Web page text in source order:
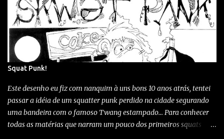
Palottini. Este relevante trecho histórico, às vezes desconhecido e
outros incompreendido, chega também hoje em dia à orgulhar
parte da comunidade de Palmeira, até mesmo e secretaria de
cultura adotou o "a na bola" como símbolo do trajeto histórico-
rural "Caminhos da Cecília" rota que recebeu a visita de pessoas
do mundo afora em busca do resgate memorial da única
Municipal de Palmeira instituiu o Dia e Semana Comemorativa à
Colônia Cecília,...
Squat Punk!
Este desenho eu fiz com nanquim à uns bons 10 anos atrás, tentei
passar a idéia de um squatter punk perdido na cidade segurando
uma bandeira com o famoso Twang estampado... Para conhecer
todas as matérias que narram um pouco dos primeiros squats